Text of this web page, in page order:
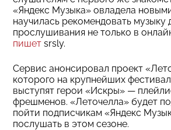
«Яндекс Музыка» овладела
научилась рекомендовать музыку
прослушивания не только в
пишет srsly.
Сервис анонсировал проект
которого на крупнейших
выступят герои «Искры» —
фрешменов. «Леточелла» будет
пойти подписчикам «Яндекс
послушать в этом сезоне.